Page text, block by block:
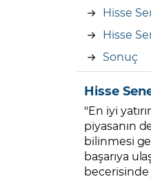
Hisse
Hisse
Sonuç
Hisse
"En iyi
piyasanın
bilinmesi
başarıya
becerisinde